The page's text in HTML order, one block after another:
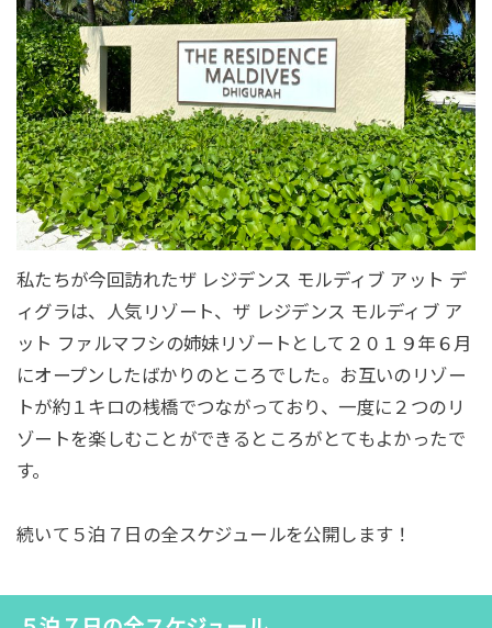
私たちが今回訪れたザ レジデンス モルディブ アット デ
ィグラは、人気リゾート、ザ レジデンス モルディブ ア
ット ファルマフシの姉妹リゾートとして２０１９年６月
にオープンしたばかりのところでした。お互いのリゾー
トが約１キロの桟橋でつながっており、一度に２つのリ
ゾートを楽しむことができるところがとてもよかったで
す。
続いて５泊７日の全スケジュールを公開します！